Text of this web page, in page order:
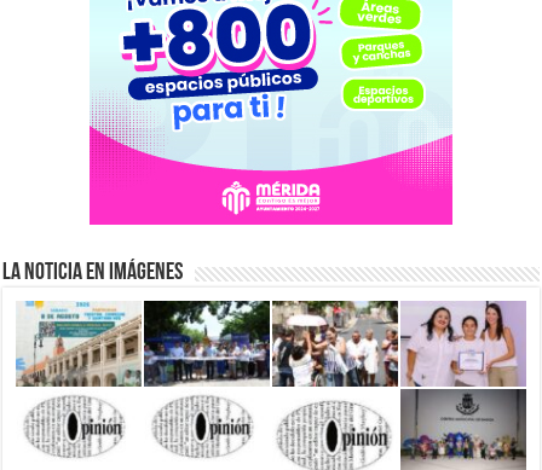
La Noticia en Imágenes